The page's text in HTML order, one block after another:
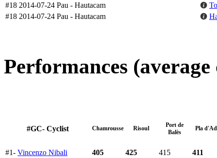
#18 2014-07-24 Pau - Hautacam
#18 2014-07-24 Pau - Hautacam
Performances
#GC- Cyclist Chamrousse Risoul
Port de
Balès
Pla
#1- Vincenzo Nibali 405 425 415
411